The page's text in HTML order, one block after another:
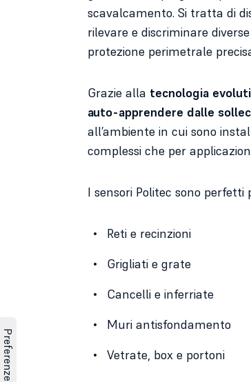
scavalcamento. Si tratta di
rilevare e discriminare
protezione perimetrale
Grazie alla tecnologia
auto-apprendere dalle
all’ambiente in cui sono
complessi che per
I sensori Politec sono perfetti
Reti e recinzioni
Grigliati e grate
Cancelli e inferriate
Muri antisfondamento
Vetrate, box e portoni